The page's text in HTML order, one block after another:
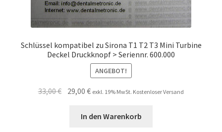
Schlüssel kompatibel zu Sirona T1 T2 T3 Mini Turbine
Deckel Druckknopf > Seriennr. 600.000
ANGEBOT!
33,00€ Ursprünglicher
29,00€Aktueller
ist:
exkl. 19% MwSt. Kostenloser Versand
In den Warenkorb